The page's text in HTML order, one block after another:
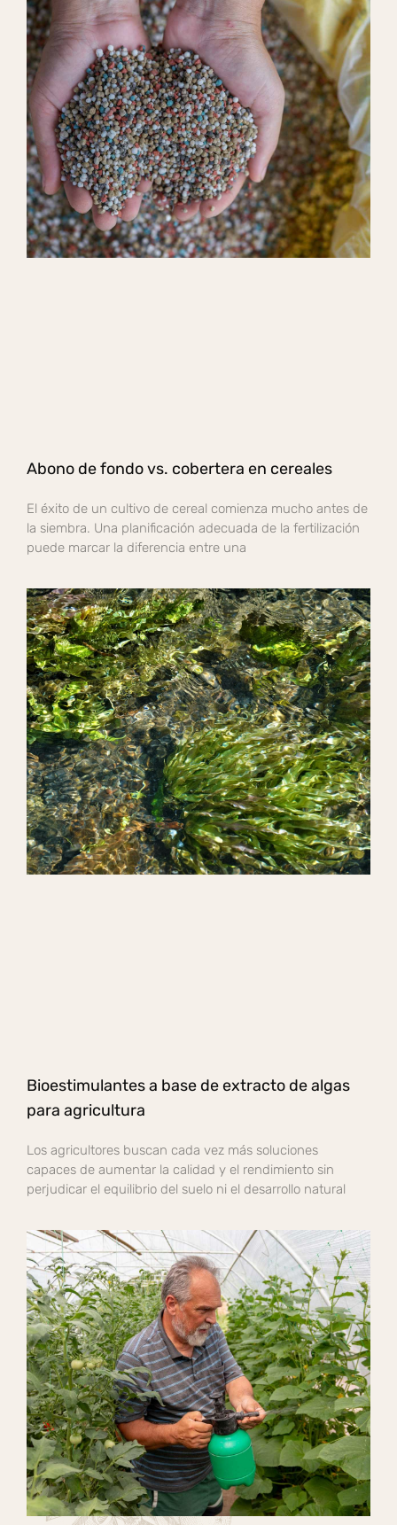
Abono de fondo vs. cobertera en cereales
El éxito de un cultivo de cereal comienza mucho antes de
la siembra. Una planificación adecuada de la fertilización
puede marcar la diferencia entre una
Bioestimulantes a base de extracto de algas
para agricultura
Los agricultores buscan cada vez más soluciones
capaces de aumentar la calidad y el rendimiento sin
perjudicar el equilibrio del suelo ni el desarrollo natural